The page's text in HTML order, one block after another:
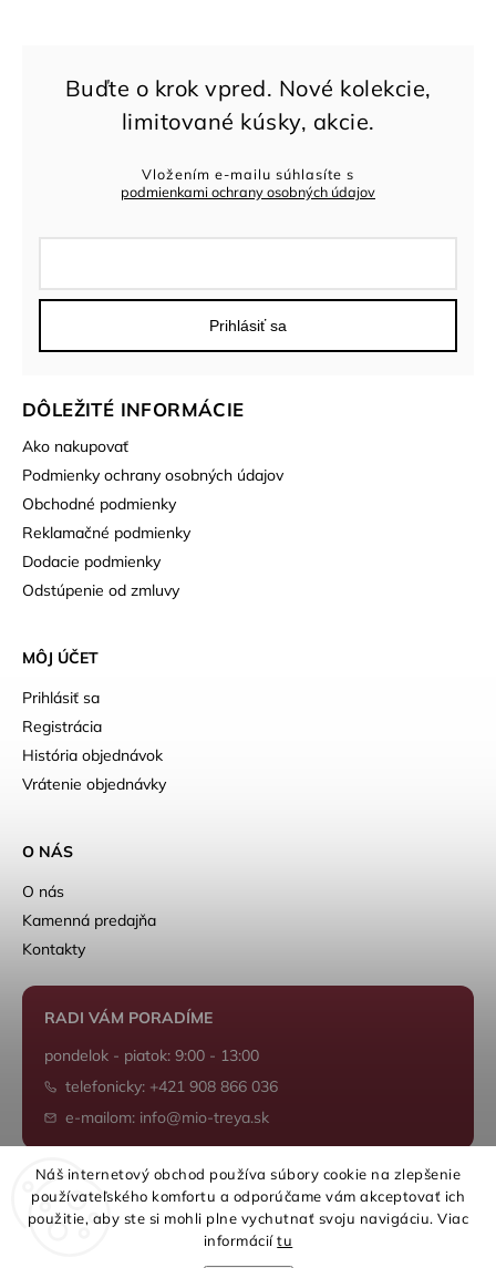
Náš internetový obchod používa súbory cookie na zlepšenie
používateľského komfortu a odporúčame vám akceptovať ich
použitie, aby ste si mohli plne vychutnať svoju navigáciu. Viac
informáciítu
DÔLEŽITÉ INFORMÁCIE
Ako nakupovať
Podmienky ochrany osobných údajov
Obchodné podmienky
Reklamačné podmienky
Dodacie podmienky
Odstúpenie od zmluvy
MÔJ ÚČET
Prihlásiť sa
Registrácia
História objednávok
Vrátenie objednávky
Vložením e-mailu súhlasíte s
podmienkami ochrany osobných údajov
Prihlásiť sa
O NÁS
O nás
Kamenná predajňa
Kontakty
RADI VÁM PORADÍME
pondelok - piatok: 9:00 - 13:00
telefonicky: +421 908 866 036
e-mailom: info@mio-treya.sk
Shoptet.sk